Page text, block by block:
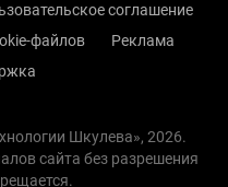
соглашение
файлов
Реклама
Шкулева», 2026.
сайта без разрешения